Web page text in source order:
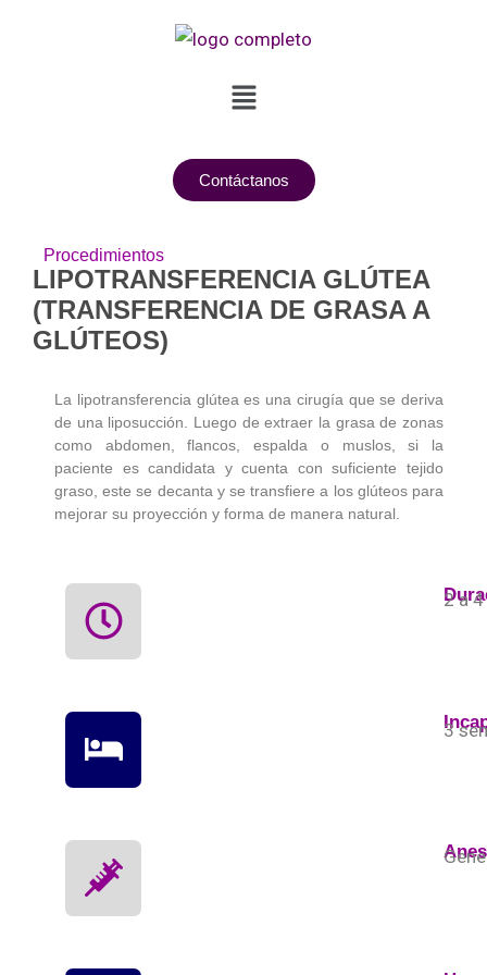
Menú
Contáctanos
Procedimientos
LIPOTRANSFERENCIA GLÚTEA
(TRANSFERENCIA DE GRASA A
GLÚTEOS)
La lipotransferencia glútea es una cirugía que se deriva
de una liposucción. Luego de extraer la grasa de zonas
como abdomen, flancos, espalda o muslos, si la
paciente es candidata y cuenta con suficiente tejido
graso, este se decanta y se transfiere a los glúteos para
mejorar su proyección y forma de manera natural.
2 a
3